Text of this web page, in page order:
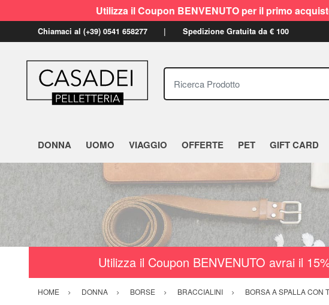
Utilizza il Coupon BENVENUTO per il primo
Chiamaci al (+39) 0541 658277 Spedizione Gratuita da € 100
Ricerca Prodotto
DONNA UOMO VIAGGIO OFFERTE PET GIFT CARD
Utilizza il Coupon BENVENUTO avrai il
HOME DONNA BORSE BRACCIALINI BORSA A SPALLA CON